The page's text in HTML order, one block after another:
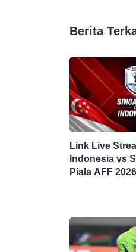
Berita
Link Live
Indonesia vs
Piala AFF